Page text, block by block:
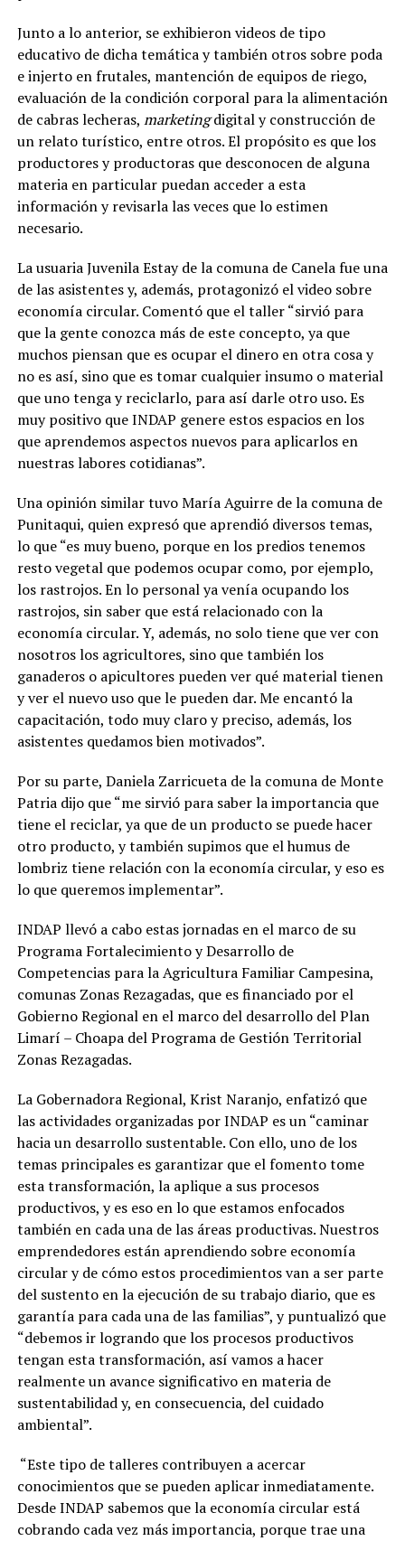
Junto a lo anterior, se exhibieron videos de tipo
educativo de dicha temática y también otros sobre poda
e injerto en frutales, mantención de equipos de riego,
evaluación de la condición corporal para la alimentación
de cabras lecheras, marketingdigital y construcción de
un relato turístico, entre otros. El propósito es que los
productores y productoras que desconocen de alguna
materia en particular puedan acceder a esta
información y revisarla las veces que lo estimen
necesario.
La usuaria Juvenila Estay de la comuna de Canela fue una
de las asistentes y, además, protagonizó el video sobre
economía circular. Comentó que el taller “sirvió para
que la gente conozca más de este concepto, ya que
muchos piensan que es ocupar el dinero en otra cosa y
no es así, sino que es tomar cualquier insumo o material
que uno tenga y reciclarlo, para así darle otro uso. Es
muy positivo que INDAP genere estos espacios en los
que aprendemos aspectos nuevos para aplicarlos en
nuestras labores cotidianas”.
Una opinión similar tuvo María Aguirre de la comuna de
Punitaqui, quien expresó que aprendió diversos temas,
lo que “es muy bueno, porque en los predios tenemos
resto vegetal que podemos ocupar como, por ejemplo,
los rastrojos. En lo personal ya venía ocupando los
rastrojos, sin saber que está relacionado con la
economía circular. Y, además, no solo tiene que ver con
nosotros los agricultores, sino que también los
ganaderos o apicultores pueden ver qué material tienen
y ver el nuevo uso que le pueden dar. Me encantó la
capacitación, todo muy claro y preciso, además, los
asistentes quedamos bien motivados”.
Por su parte, Daniela Zarricueta de la comuna de Monte
Patria dijo que “me sirvió para saber la importancia que
tiene el reciclar, ya que de un producto se puede hacer
otro producto, y también supimos que el humus de
lombriz tiene relación con la economía circular, y eso es
lo que queremos implementar”.
INDAP llevó a cabo estas jornadas en el marco de su
Programa Fortalecimiento y Desarrollo de
Competencias para la Agricultura Familiar Campesina,
comunas Zonas Rezagadas, que es financiado por el
Gobierno Regional en el marco del desarrollo del Plan
Limarí – Choapa del Programa de Gestión Territorial
Zonas Rezagadas.
La Gobernadora Regional, Krist Naranjo, enfatizó que
las actividades organizadas por INDAP es un “caminar
hacia un desarrollo sustentable. Con ello, uno de los
temas principales es garantizar que el fomento tome
esta transformación, la aplique a sus procesos
productivos, y es eso en lo que estamos enfocados
también en cada una de las áreas productivas. Nuestros
emprendedores están aprendiendo sobre economía
circular y de cómo estos procedimientos van a ser parte
del sustento en la ejecución de su trabajo diario, que es
garantía para cada una de las familias”, y puntualizó que
“debemos ir logrando que los procesos productivos
tengan esta transformación, así vamos a hacer
realmente un avance significativo en materia de
sustentabilidad y, en consecuencia, del cuidado
ambiental”.
“Este tipo de talleres contribuyen a acercar
conocimientos que se pueden aplicar inmediatamente.
Desde INDAP sabemos que la economía circular está
cobrando cada vez más importancia, porque trae una